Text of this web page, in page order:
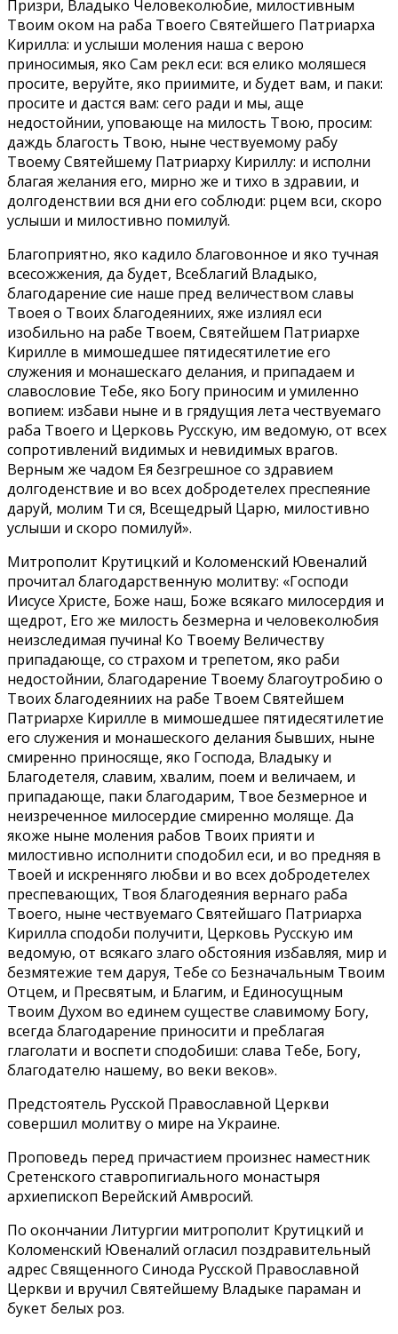
Призри, Владыко Человеколюбие, милостивным
Твоим оком на раба Твоего Святейшего Патриарха
Кирилла: и услыши моления наша с верою
приносимыя, яко Сам рекл еси: вся елико моляшеся
просите, веруйте, яко приимите, и будет вам, и паки:
просите и дастся вам: сего ради и мы, аще
недостойнии, уповающе на милость Твою, просим:
даждь благость Твою, ныне чествуемому рабу
Твоему Святейшему Патриарху Кириллу: и исполни
благая желания его, мирно же и тихо в здравии, и
долгоденствии вся дни его соблюди: рцем вси, скоро
услыши и милостивно помилуй.
Благоприятно, яко кадило благовонное и яко тучная
всесожжения, да будет, Всеблагий Владыко,
благодарение сие наше пред величеством славы
Твоея о Твоих благодеяниих, яже излиял еси
изобильно на рабе Твоем, Святейшем Патриархе
Кирилле в мимошедшее пятидесятилетие его
служения и монашескаго делания, и припадаем и
славословие Тебе, яко Богу приносим и умиленно
вопием: избави ныне и в грядущия лета чествуемаго
раба Твоего и Церковь Русскую, им ведомую, от всех
сопротивлений видимых и невидимых врагов.
Верным же чадом Ея безгрешное со здравием
долгоденствие и во всех добродетелех преспеяние
даруй, молим Ти ся, Всещедрый Царю, милостивно
услыши и скоро помилуй».
Митрополит Крутицкий и Коломенский Ювеналий
прочитал благодарственную молитву: «Господи
Иисусе Христе, Боже наш, Боже всякаго милосердия и
щедрот, Его же милость безмерна и человеколюбия
неизследимая пучина! Ко Твоему Величеству
припадающе, со страхом и трепетом, яко раби
недостойнии, благодарение Твоему благоутробию о
Твоих благодеяниих на рабе Твоем Святейшем
Патриархе Кирилле в мимошедшее пятидесятилетие
его служения и монашеского делания бывших, ныне
смиренно приносяще, яко Господа, Владыку и
Благодетеля, славим, хвалим, поем и величаем, и
припадающе, паки благодарим, Твое безмерное и
неизреченное милосердие смиренно моляще. Да
якоже ныне моления рабов Твоих прияти и
милостивно исполнити сподобил еси, и во предняя в
Твоей и искренняго любви и во всех добродетелех
преспевающих, Твоя благодеяния вернаго раба
Твоего, ныне чествуемаго Святейшаго Патриарха
Кирилла сподоби получити, Церковь Русскую им
ведомую, от всякаго злаго обстояния избавляя, мир и
безмятежие тем даруя, Тебе со Безначальным Твоим
Отцем, и Пресвятым, и Благим, и Единосущным
Твоим Духом во единем существе славимому Богу,
всегда благодарение приносити и преблагая
глаголати и воспети сподобиши: слава Тебе, Богу,
благодателю нашему, во веки веков».
Предстоятель Русской Православной Церкви
совершил молитву о мире на Украине.
Проповедь перед причастием произнес наместник
Сретенского ставропигиального монастыря
архиепископ Верейский Амвросий.
По окончании Литургии митрополит Крутицкий и
Коломенский Ювеналий огласил поздравительный
адрес Священного Синода Русской Православной
Церкви и вручил Святейшему Владыке параман и
букет белых роз.